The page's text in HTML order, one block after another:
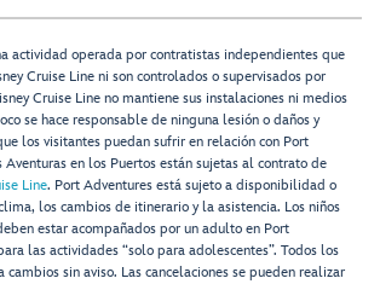
actividad operada por contratistas independientes que
Cruise Line ni son controlados o supervisados por
Cruise Line no mantiene sus instalaciones ni medios
se hace responsable de ninguna lesión o daños y
los visitantes puedan sufrir en relación con Port
Aventuras en los Puertos están sujetas al contrato de
Line. Port Adventures está sujeto a disponibilidad o
los cambios de itinerario y la asistencia. Los niños
estar acompañados por un adulto en Port
las actividades “solo para adolescentes”. Todos los
cambios sin aviso. Las cancelaciones se pueden realizar